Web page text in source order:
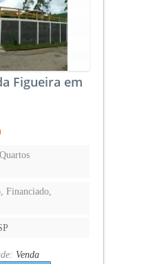
Figueira em
Financiado,
Venda